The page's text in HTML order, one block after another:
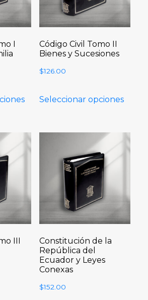
I
Código Civil Tomo II
Bienes y Sucesiones
$126.00
Seleccionar opciones
III
Constitución de la
República del
Ecuador y Leyes
Conexas
$152.00